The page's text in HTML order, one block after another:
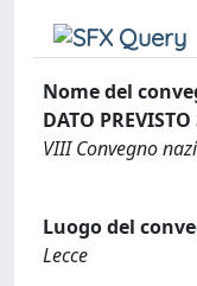
Nome del
DATO
VIII Convegno
Luogo del
Lecce